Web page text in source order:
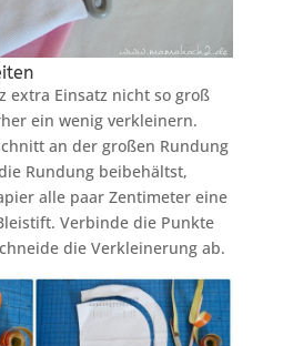
extra Einsatz nicht so groß
ein wenig verkleinern.
an der großen Rundung
Rundung beibehältst,
alle paar Zentimeter eine
Verbinde die Punkte
die Verkleinerung ab.